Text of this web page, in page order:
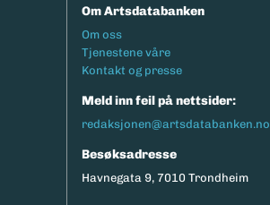
Om Artsdatabanken
Footermeny
Om oss
Tjenestene våre
Kontakt og presse
Meld inn feil på nettsider:
redaksjonen@artsdatabanken.no
Besøksadresse
Havnegata 9, 7010 Trondheim